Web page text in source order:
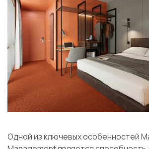
Одной из ключевых особенностей